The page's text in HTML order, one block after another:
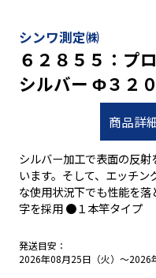
シンワ測定㈱
６２８５５：プ
シルバー Φ３２
商品詳
シルバー加工で表面の反
います。そして、エッチ
な使用状況下でも性能を
字を採用 ●１本竿タイプ
発送目安：
2026年08月25日（火）～2026